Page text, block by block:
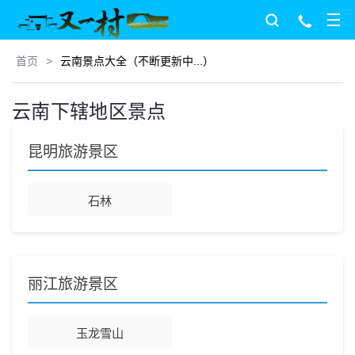
首页 > 云南景点大全（不断更新中...）
云南下辖地区景点
昆明旅游景区
石林
丽江旅游景区
玉龙雪山